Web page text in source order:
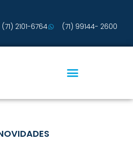
(71) 2101-6764 (71) 99144- 2600